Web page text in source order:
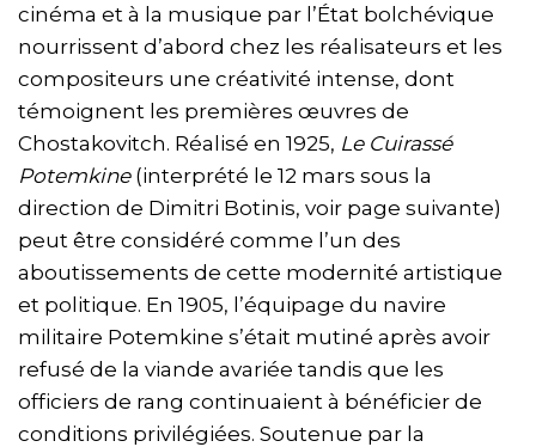
cinéma et à la musique par l’État bolchévique
nourrissent d’abord chez les réalisateurs et les
compositeurs une créativité intense, dont
témoignent les premières œuvres de
Chostakovitch. Réalisé en 1925, Le Cuirassé
Potemkine(interprété le 12 mars sous la
direction de Dimitri Botinis, voir page suivante)
peut être considéré comme l’un des
aboutissements de cette modernité artistique
et politique. En 1905, l’équipage du navire
militaire Potemkine s’était mutiné après avoir
refusé de la viande avariée tandis que les
officiers de rang continuaient à bénéficier de
conditions privilégiées. Soutenue par la